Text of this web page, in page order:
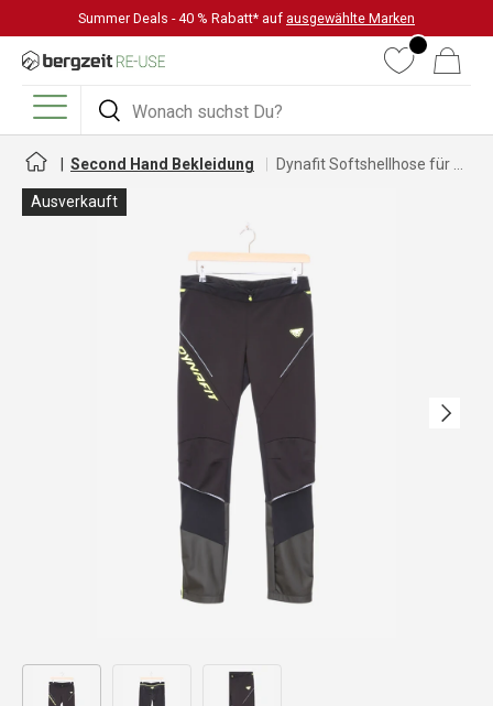
DIREKT ZUM INHALT
Summer Deals - 40 % Rabatt* auf ausgewählte Marken
Suchen
Suchen
WunschlisteWarenkorb
Menü
Second Hand Bekleidung
Ausverkauft
Nächste